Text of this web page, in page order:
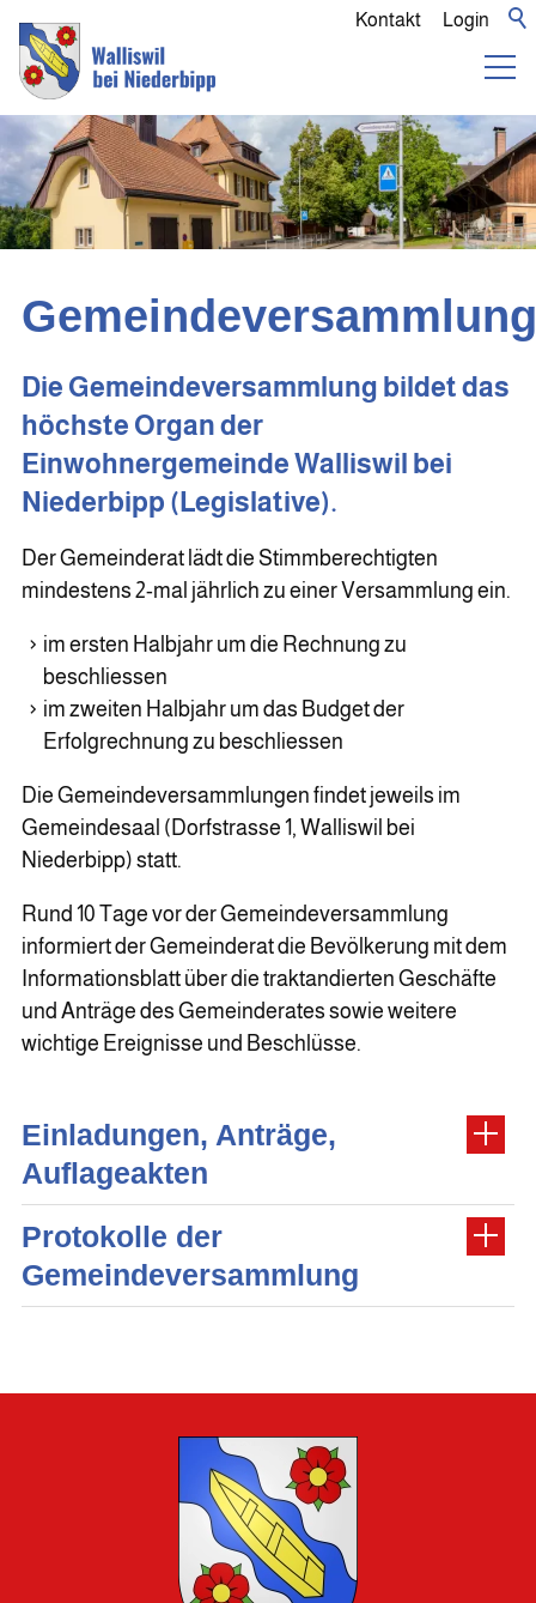
Login
Kontakt
Gemeindeversammlung
Die Gemeindeversammlung bildet das
höchste Organ der
Einwohnergemeinde Walliswil bei
Niederbipp (Legislative).
Der Gemeinderat lädt die Stimmberechtigten
mindestens 2-mal jährlich zu einer Versammlung ein.
im ersten Halbjahr um die Rechnung zu
beschliessen
im zweiten Halbjahr um das Budget der
Erfolgrechnung zu beschliessen
Die Gemeindeversammlungen findet jeweils im
Gemeindesaal (Dorfstrasse 1, Walliswil bei
Niederbipp) statt.
Rund 10 Tage vor der Gemeindeversammlung
informiert der Gemeinderat die Bevölkerung mit dem
Informationsblatt über die traktandierten Geschäfte
und Anträge des Gemeinderates sowie weitere
wichtige Ereignisse und Beschlüsse.
Einladungen, Anträge,
Auflageakten
Protokolle der
Gemeindeversammlung